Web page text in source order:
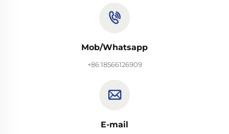
Mob/Whatsapp
+86 18566126909
E-mail